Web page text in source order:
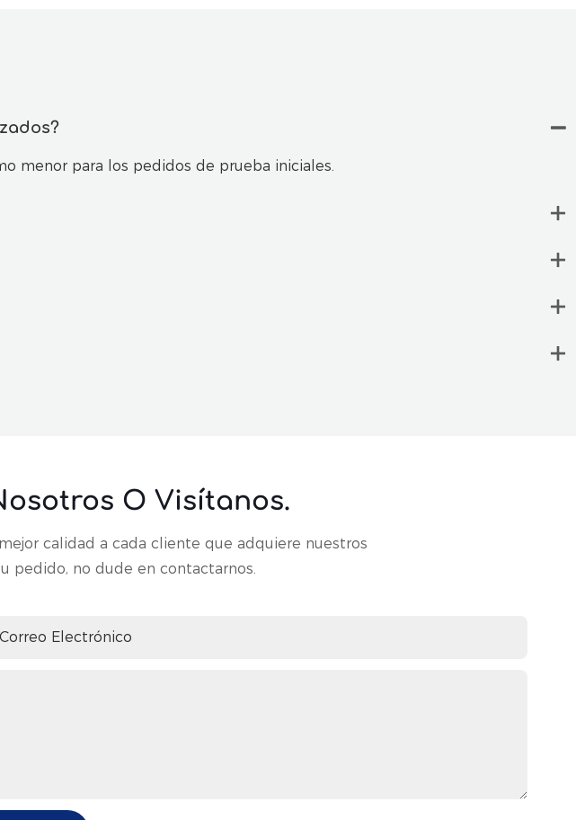
menor para los pedidos de prueba iniciales.
O Visítanos.
calidad a cada cliente que adquiere nuestros
pedido, no dude en contactarnos.
Correo Electrónico